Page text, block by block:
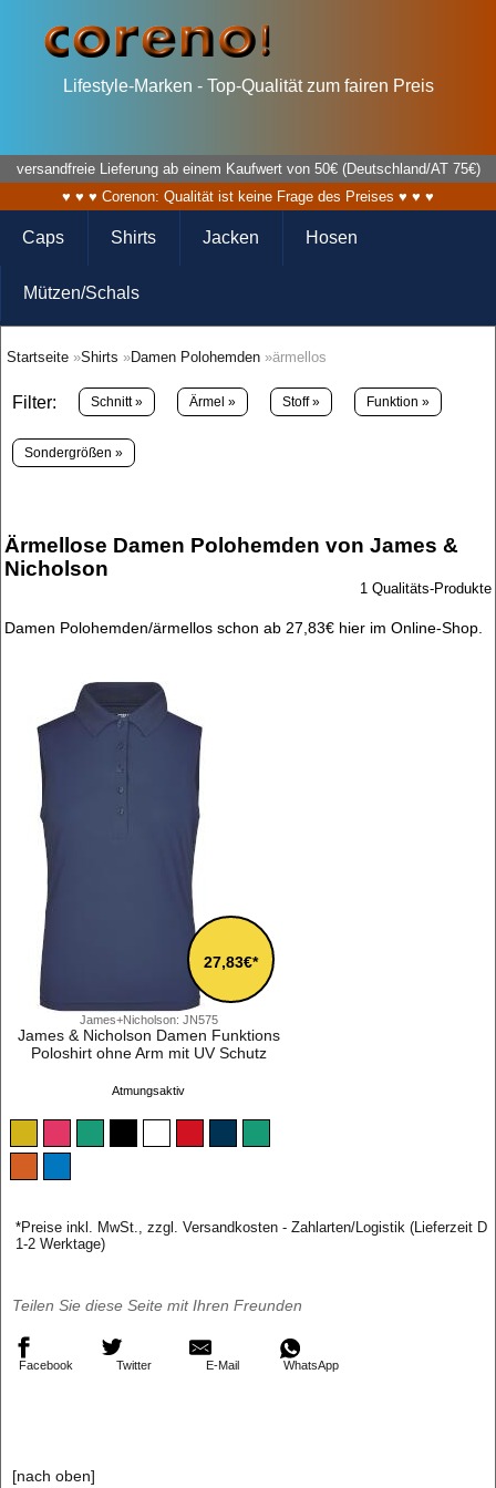
Lifestyle-Marken - Top-Qualität zum fairen Preis
versandfreie Lieferung ab einem Kaufwert von 50€ (Deutschland/AT 75€)
♥ ♥ ♥ Corenon: Qualität ist keine Frage des Preises ♥ ♥ ♥
Caps Shirts Jacken Hosen
Mützen/Schals
Startseite »Shirts »Damen Polohemden »ärmellos
Filter: Schnitt » Ärmel » Stoff » Funktion »
Sondergrößen »
Ärmellose Damen Polohemden von James &
Nicholson
1 Qualitäts-Produkte
Damen Polohemden/ärmellos schon ab 27,83€ hier im Online-Shop.
James+Nicholson: JN575
27,83€*
James & Nicholson Damen Funktions
Poloshirt ohne Arm mit UV Schutz
Atmungsaktiv
*Preise inkl. MwSt., zzgl. Versandkosten - Zahlarten/Logistik (Lieferzeit D
1-2 Werktage)
Teilen Sie diese Seite mit Ihren Freunden
Facebook Twitter E-Mail WhatsApp
[nach oben]